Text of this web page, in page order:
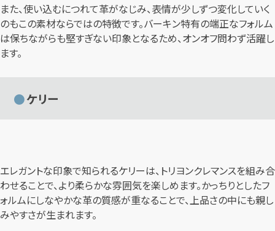
また、使い込むにつれて革がなじみ、表情が少しずつ変化していく
のもこの素材ならではの特徴です。バーキン特有の端正なフォルム
は保ちながらも堅すぎない印象となるため、オンオフ問わず活躍し
ます。
ケリー
エレガントな印象で知られるケリーは、トリヨンクレマンスを組み合
わせることで、より柔らかな雰囲気を楽しめます。かっちりとしたフ
ォルムにしなやかな革の質感が重なることで、上品さの中にも親し
みやすさが生まれます。